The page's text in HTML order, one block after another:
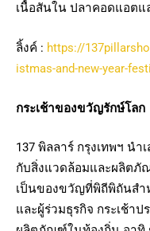
เนื้อสันใน ปลาคอดแอต
ลิ้งค์ : https://
istmas-and-new-year-
กระเช้าของขวัญรักษ์โลก
137 พิลลาร์ กรุงเทพฯ นำ
กับสิ่งแวดล้อมและผลิตภั
เป็นของขวัญที่พิถีพิถันสำ
และผู้ร่วมธุรกิจ กระเช้า